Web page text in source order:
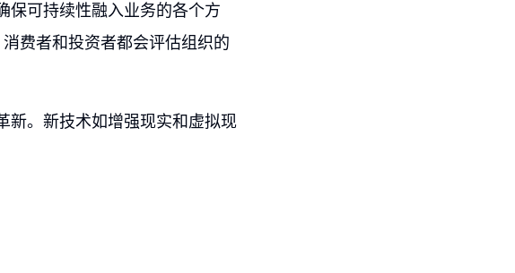
保可持续性融入业务的各个方
费者和投资者都会评估组织的
新。新技术如增强现实和虚拟现